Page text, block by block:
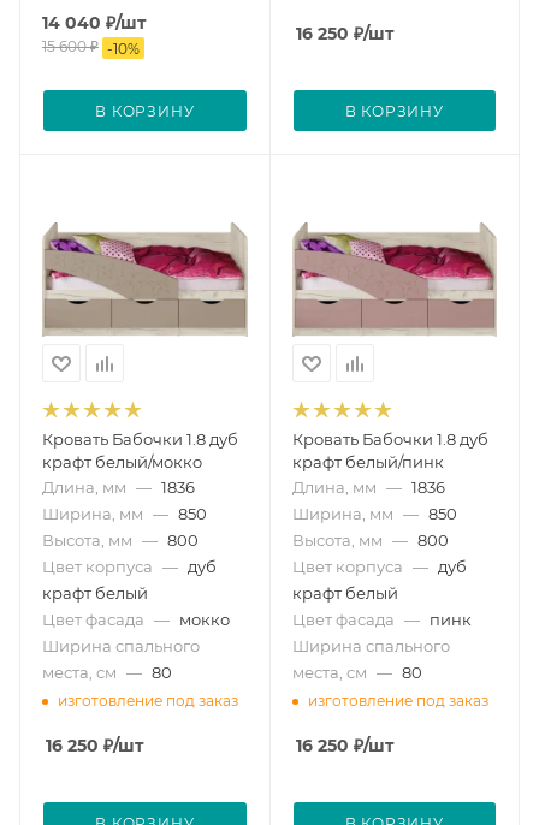
14 040 ₽/шт
15 600₽ -10%
В КОРЗИНУ
16 250 ₽/шт
В КОРЗИНУ
Кровать Бабочки 1.8 дуб
крафт белый/мокко
Длина, мм — 1836
Ширина, мм — 850
Высота, мм — 800
Цвет корпуса — дуб
крафт белый
Цвет фасада — мокко
Ширина спального
места, см — 80
изготовление под заказ
16 250 ₽/шт
Кровать Бабочки 1.8 дуб
крафт белый/пинк
Длина, мм — 1836
Ширина, мм — 850
Высота, мм — 800
Цвет корпуса — дуб
крафт белый
Цвет фасада — пинк
Ширина спального
места, см — 80
изготовление под заказ
16 250 ₽/шт